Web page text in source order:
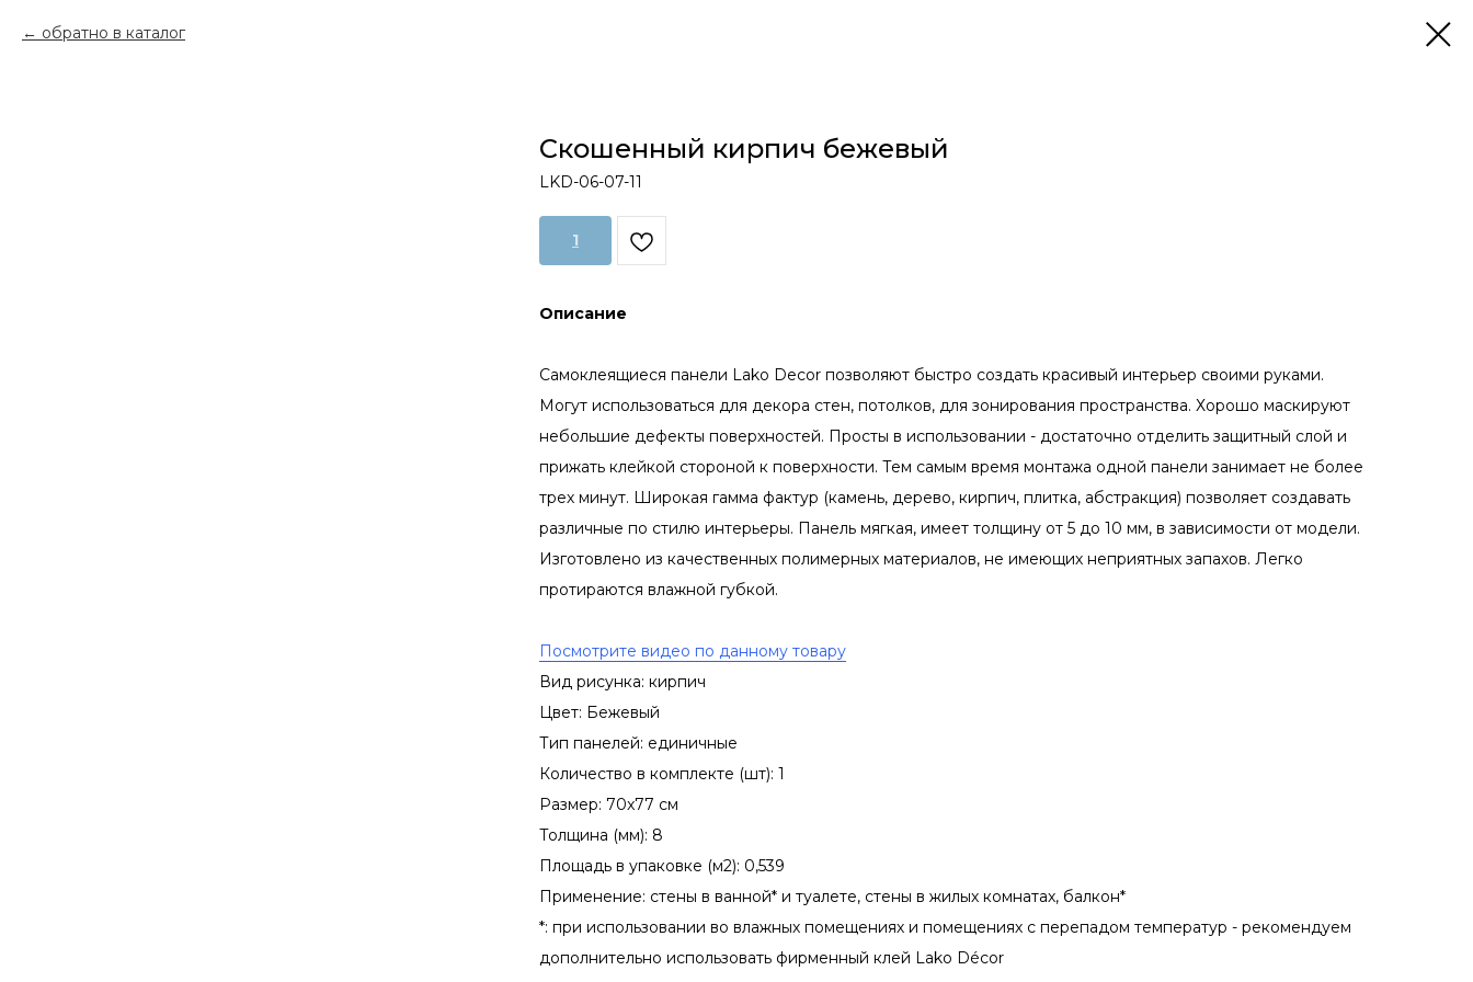
обратно в каталог
Скошенный кирпич бежевый
LKD-06-07-11
1
Описание
Самоклеящиеся панели Lako Decor позволяют быстро создать красивый интерьер своими руками.
Могут использоваться для декора стен, потолков, для зонирования пространства. Хорошо маскируют
небольшие дефекты поверхностей. Просты в использовании - достаточно отделить защитный слой и
прижать клейкой стороной к поверхности. Тем самым время монтажа одной панели занимает не более
трех минут. Широкая гамма фактур (камень, дерево, кирпич, плитка, абстракция) позволяет создавать
различные по стилю интерьеры. Панель мягкая, имеет толщину от 5 до 10 мм, в зависимости от модели.
Изготовлено из качественных полимерных материалов, не имеющих неприятных запахов. Легко
протираются влажной губкой.
Посмотрите видео по данному товару
Вид рисунка: кирпич
Цвет: Бежевый
Тип панелей: единичные
Количество в комплекте (шт): 1
Размер: 70x77 см
Толщина (мм): 8
Площадь в упаковке (м2): 0,539
Применение: стены в ванной* и туалете, стены в жилых комнатах, балкон*
*: при использовании во влажных помещениях и помещениях с перепадом температур - рекомендуем
дополнительно использовать фирменный клей Lako Décor